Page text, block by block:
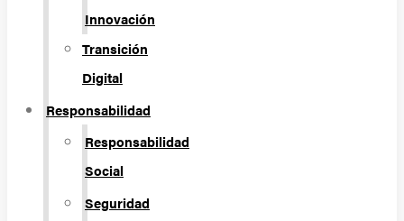
Innovación
Transición
Digital
Responsabilidad
Responsabilidad
Social
Seguridad